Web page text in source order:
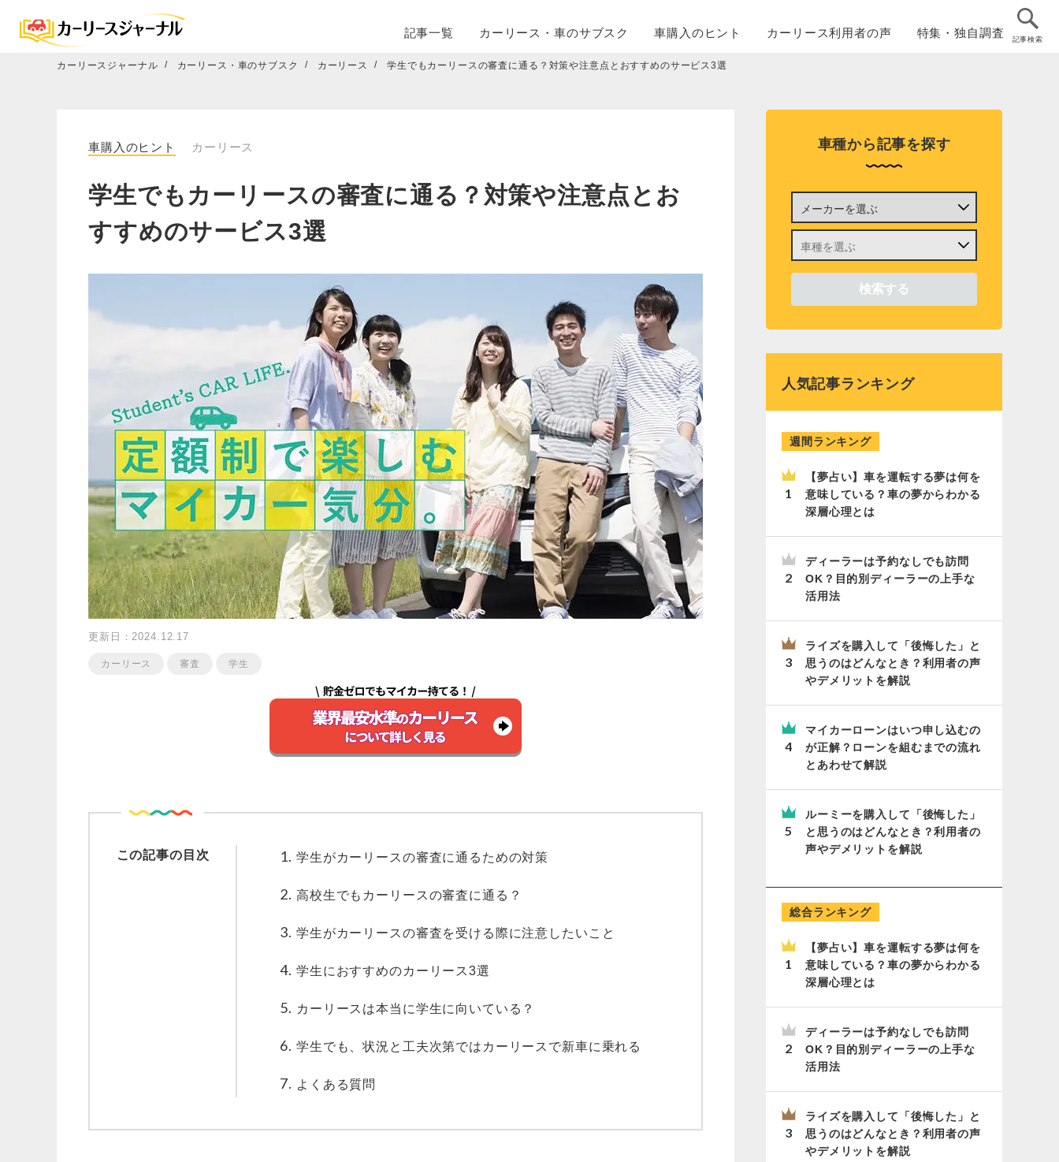
記事一覧 カーリース・車のサブスク 車購入の ヒント カーリース利用者の声 特集・独自調査 記事検索
カーリースジャーナル カーリース・車のサブスク カーリース 学生でもカーリースの審査に通る？対策や注意点とおすすめのサービス3選
車購入のヒント カーリース
学生でもカーリースの審査に通る？対策や注意点とお
すすめのサービス3選
更新日：2024.12.17
カーリース 審査 学生
この記事の目次 学生がカーリースの審査に通るための対策
高校生でもカーリースの審査に通る？
学生がカーリースの審査を受ける際に注意したいこと
学生におすすめのカーリース3選
カーリースは本当に学生に向いている？
学生でも、状況と工夫次第ではカーリースで新車に乗れる
よくある質問
車種から記事を探す
人気記事ランキング
週間ランキング
【夢占い】車を運転する夢は何を
意味している？車の夢からわかる
深層心理とは
ディーラーは予約なしでも訪問
OK？目的別ディーラーの上手な
活用法
ライズを購入して「後悔した」と
思うのはどんなとき？利用者の声
やデメリットを解説
マイカーローンはいつ申し込むの
が正解？ローンを組むまでの流れ
とあわせて解説
ルーミーを購入して「後悔した」
と思うのはどんなとき？利用者の
声やデメリットを解説
総合ランキング
【夢占い】車を運転する夢は何を
意味している？車の夢からわかる
深層心理とは
ディーラーは予約なしでも訪問
OK？目的別ディーラーの上手な
活用法
ライズを購入して「後悔した」と
思うのはどんなとき？利用者の声
やデメリットを解説